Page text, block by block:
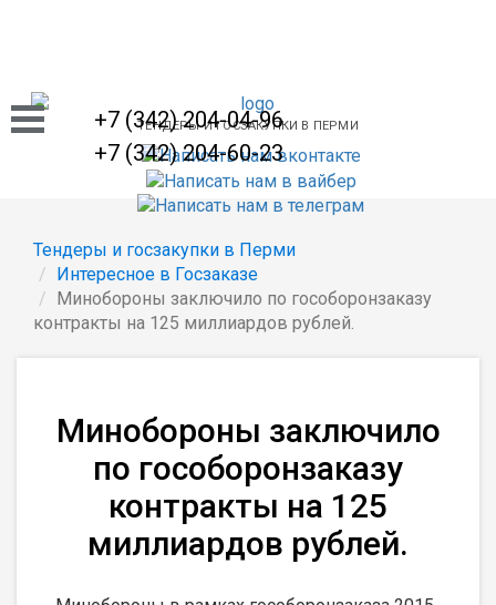
ТЕНДЕРЫ И ГОСЗАКУПКИ В ПЕРМИ
+7 (342) 204-04-96
+7 (342) 204-60-23
Тендеры и госзакупки в Перми
Интересное в Госзаказе
Минобороны заключило по гособоронзаказу
контракты на 125 миллиардов рублей.
Минобороны заключило
по гособоронзаказу
контракты на 125
миллиардов рублей.